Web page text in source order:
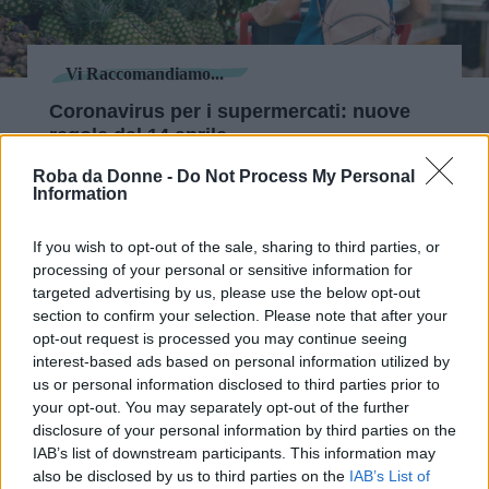
Roba da Donne - Do Not Process My Personal
Information
If you wish to opt-out of the sale, sharing to third parties, or
processing of your personal or sensitive information for
targeted advertising by us, please use the below opt-out
section to confirm your selection. Please note that after your
opt-out request is processed you may continue seeing
interest-based ads based on personal information utilized by
us or personal information disclosed to third parties prior to
your opt-out. You may separately opt-out of the further
disclosure of your personal information by third parties on the
IAB’s list of downstream participants. This information may
also be disclosed by us to third parties on the IAB’s List of
Vi Raccomandiamo...
Coronavirus per i supermercati: nuove
regole dal 14 aprile
Ma con la riapertura delle aziende e tutte le
contagi? Burioni ha affermato: “Impossibile
fare previsioni. Non conosciamo ancora bene
questo virus, è arrivato tra noi tre mesi fa. Non
sappiamo neanche se con la bella stagione il
Coronavirus si trasmetta meno: tutti i patogeni
respiratori fanno così“.
Continua a leggere dopo la pubblicità